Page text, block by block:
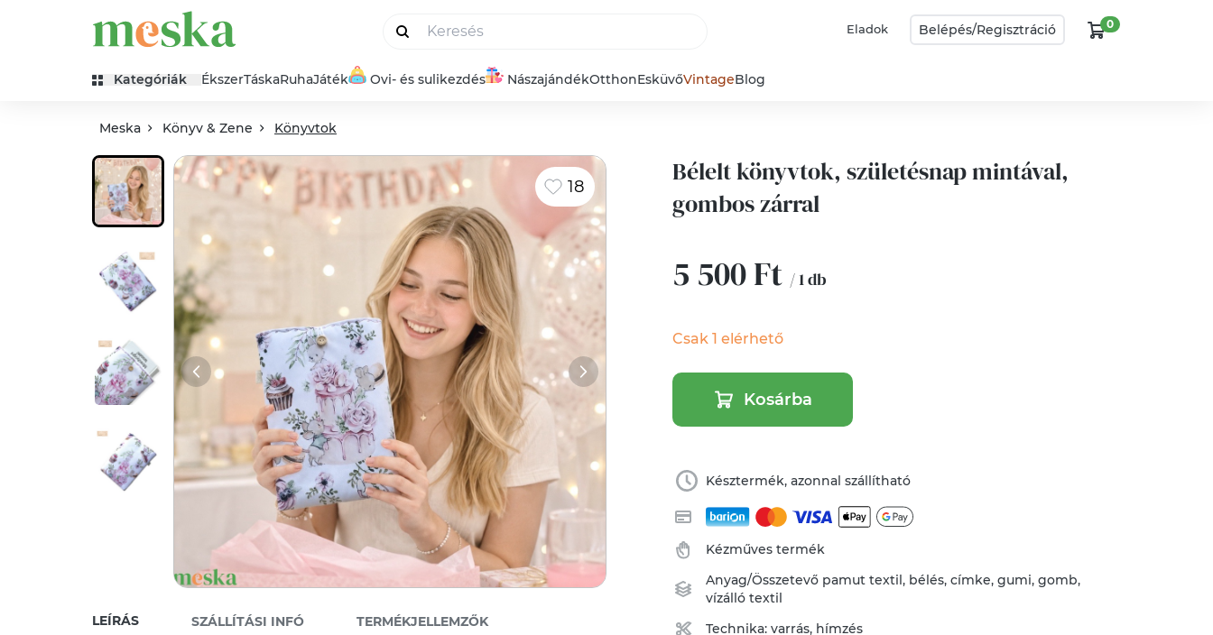
Eladok Belépés/Regisztráció 0
Kategóriák ÉkszerTáskaRuhaJáték Ovi- és sulikezdés NászajándékOtthonEsküvőVintageBlog
Meska Könyv & Zene Könyvtok
18
LEÍRÁS SZÁLLÍTÁSI INFÓ TERMÉKJELLEMZŐK
Bélelt könyvtok, születésnap mintával,
gombos zárral
5 500 Ft / 1 db
Csak 1 elérhető
Kosárba
Késztermék, azonnal szállítható
Kézműves termék
Anyag/Összetevő pamut textil, bélés,címke,gumi,gomb,
vízálló textil
Technika:varrás, hímzés